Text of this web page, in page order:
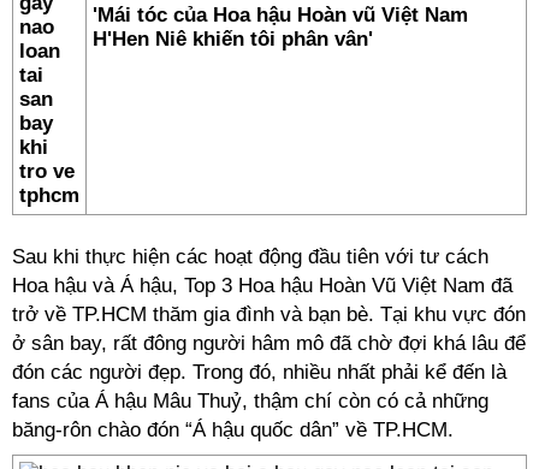
'Mái tóc của Hoa hậu Hoàn vũ Việt Nam
H'Hen Niê khiến tôi phân vân'
Sau khi thực hiện các hoạt động đầu tiên với tư cách
Hoa hậu và Á hậu, Top 3 Hoa hậu Hoàn Vũ Việt Nam đã
trở về TP.HCM thăm gia đình và bạn bè. Tại khu vực đón
ở sân bay, rất đông người hâm mô đã chờ đợi khá lâu để
đón các người đẹp. Trong đó, nhiều nhất phải kể đến là
fans của Á hậu Mâu Thuỷ, thậm chí còn có cả những
băng-rôn chào đón “Á hậu quốc dân” về TP.HCM.